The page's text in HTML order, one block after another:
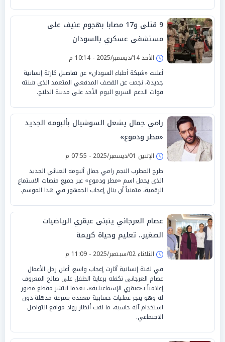
9 قتلى و17 مصابا بهجوم عنيف على
مستشفى عسكري بالسودان
الأحد 14/ديسمبر/2025 - 10:14 م
أعلنت «شبكة أطباء السودان» عن تفاصيل كارثة إنسانية
جديدة، نجمت عن القصف المدفعي المتعمد الذي شنته
قوات الدعم السريع اليوم الأحد على مدينة الدلنج.
رامي جمال يشعل السوشيال بألبومه الجديد
«مطر ودموع»
الإثنين 01/ديسمبر/2025 - 07:55 م
طرح المطرب النجم رامي جمال ألبومه الغنائي الجديد
الذي يحمل اسم «مطر ودموع» عبر جميع منصات الاستماع
الرقمية، متمنياً أن ينال إعجاب الجمهور في هذا الموسم.
عصام العرجاني يتبنى عبقري الرياضيات
الصغير.. تعليم وحياة كريمة
الثلاثاء 02/سبتمبر/2025 - 11:09 م
في لفتة إنسانية أثارت إعجاب واسع، أعلن رجل الأعمال
عصام العرجاني تكفله برعاية الطفل علي صالح المعروف
إعلامياً بـ«عبقري الإسماعيلية»، بعدما انتشر مقطع مصور
له وهو ينجز عمليات حسابية معقدة بسرعة مذهلة دون
استخدام آلة حاسبة، ما لفت أنظار رواد مواقع التواصل
الاجتماعي.